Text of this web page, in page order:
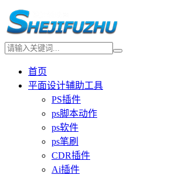
首页
平面设计辅助工具
PS插件
ps脚本动作
ps软件
ps笔刷
CDR插件
Ai插件